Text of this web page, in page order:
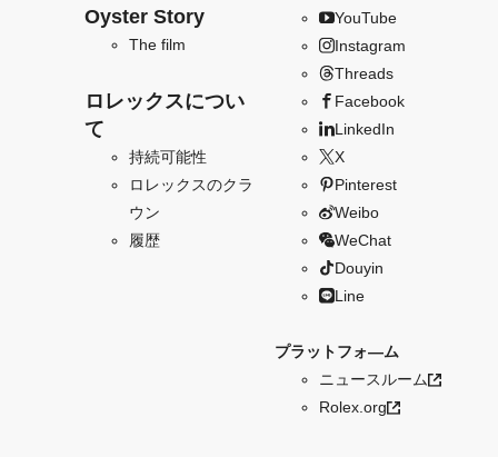
Oyster Story
The film
ロレックスについ
て
持続可能性
ロレックスのクラ
ウン
履歴
YouTube
Instagram
Threads
Facebook
LinkedIn
X
Pinterest
Weibo
WeChat
Douyin
Line
プラットフォ―ム
ニュースルーム
Rolex.org